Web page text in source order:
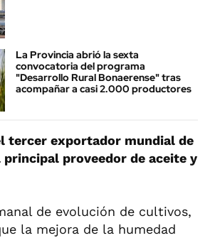
La Provincia abrió la sexta
convocatoria del programa
"Desarrollo Rural Bonaerense" tras
acompañar a casi 2.000 productores
tercer exportador mundial de
principal proveedor de aceite y
de evolución de cultivos,
la mejora de la humedad